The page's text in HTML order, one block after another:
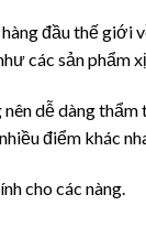
đầu thế
các sản
dễ dàng
điểm khác
cho các nàng.